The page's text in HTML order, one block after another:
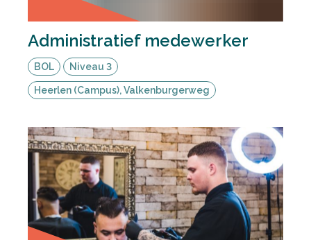
Administratief medewerker
BOL Niveau 3
Heerlen (Campus), Valkenburgerweg